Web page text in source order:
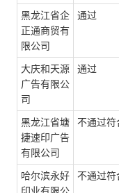
黑龙江省企
正通商贸有
限公司
通过
大庆和天源
广告有限公
司
通过
黑龙江省塘
捷速印广告
有限公司
不通过符
哈尔滨永好
不通过符